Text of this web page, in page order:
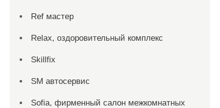
Ref мастер
Relax, оздоровительный комплекс
Skillfix
SM автосервис
Sofia, фирменный салон межкомнатных